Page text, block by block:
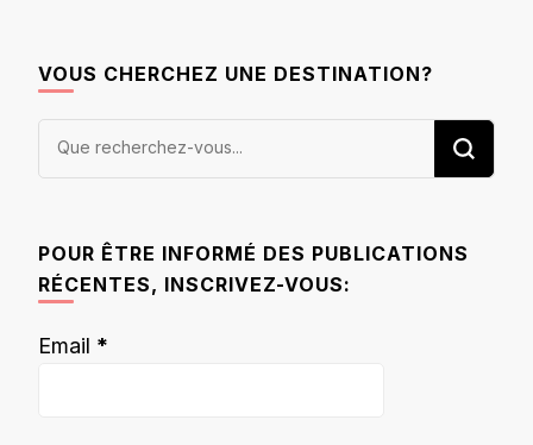
VOUS CHERCHEZ UNE DESTINATION?
Vous
POUR ÊTRE INFORMÉ DES PUBLICATIONS
RÉCENTES, INSCRIVEZ-VOUS:
Email *